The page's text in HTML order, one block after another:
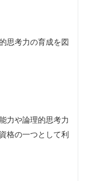
思考力の育成を図
力や論理的思考力
格の一つとして利